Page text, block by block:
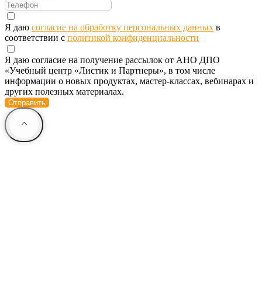
Я даю согласие на обработку персональных данных в
соответствии с политикой конфиденциальности
Я даю согласие на получение рассылок от АНО ДПО
«Учебный центр «Листик и Партнеры», в том числе
информации о новых продуктах, мастер-классах, вебинарах и
других полезных материалах.
Отправить